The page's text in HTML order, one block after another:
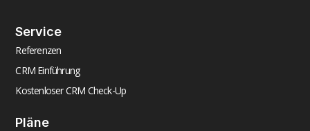
Service
Referenzen
CRM Einführung
Kostenloser CRM Check-Up
Pläne